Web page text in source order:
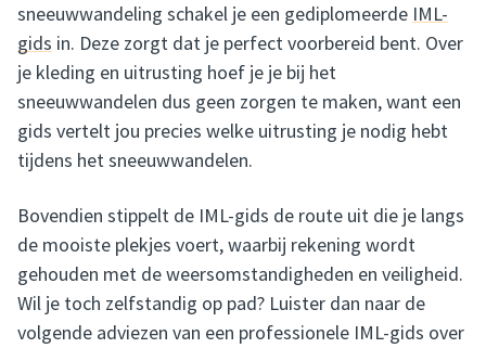
sneeuwwandeling schakel je een gediplomeerde IML-
gids in. Deze zorgt dat je perfect voorbereid bent. Over
je kleding en uitrusting hoef je je bij het
sneeuwwandelen dus geen zorgen te maken, want een
gids vertelt jou precies welke uitrusting je nodig hebt
tijdens het sneeuwwandelen.
Bovendien stippelt de IML-gids de route uit die je langs
de mooiste plekjes voert, waarbij rekening wordt
gehouden met de weersomstandigheden en veiligheid.
Wil je toch zelfstandig op pad? Luister dan naar de
volgende adviezen van een professionele IML-gids over